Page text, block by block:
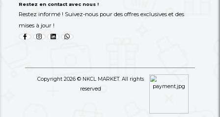
S'abonner à notre lettre
d'information
catégories suivantes